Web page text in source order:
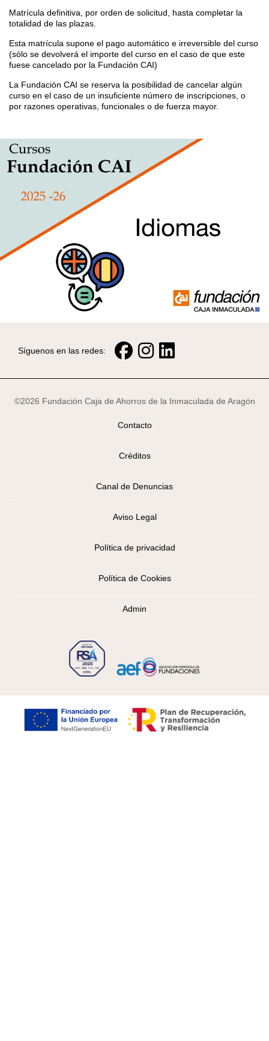
Matrícula definitiva, por orden de solicitud, hasta completar la
totalidad de las plazas.
Esta matrícula supone el pago automático e irreversible del curso
(sólo se devolverá el importe del curso en el caso de que este
fuese cancelado por la Fundación CAI)
La Fundación CAI se reserva la posibilidad de cancelar algún
curso en el caso de un insuficiente número de inscripciones, o
por razones operativas, funcionales o de fuerza mayor.
Síguenos en las redes:
©2026 Fundación Caja de Ahorros de la Inmaculada de Aragón
Contacto
Créditos
Canal de Denuncias
Aviso Legal
Política de privacidad
Política de Cookies
Admin